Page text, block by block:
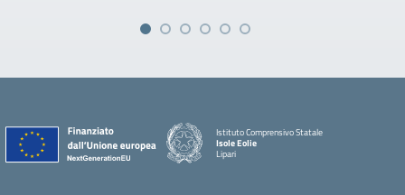
Istituto Comprensivo Statale
Isole Eolie
Lipari